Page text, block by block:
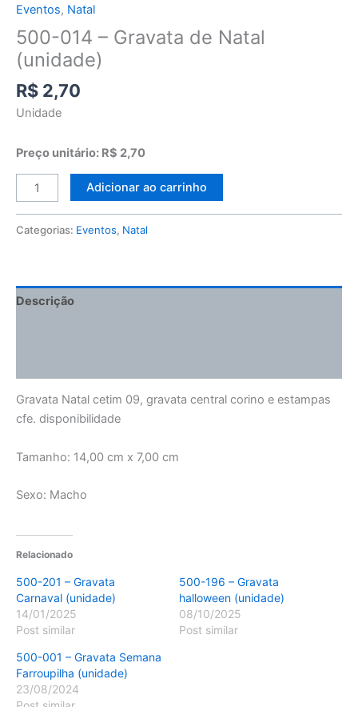
Eventos, Natal
500-014 – Gravata de Natal
(unidade)
R$ 2,70
Unidade
Preço unitário: R$ 2,70
Adicionar ao carrinho
Categorias: Eventos, Natal
Descrição
Gravata Natal cetim 09, gravata central corino e estampas
cfe. disponibilidade
Tamanho: 14,00 cm x 7,00 cm
Sexo: Macho
Relacionado
500-201 – Gravata
Carnaval (unidade)
14/01/2025
Post similar
500-196 – Gravata
halloween (unidade)
08/10/2025
Post similar
500-001 – Gravata Semana
Farroupilha (unidade)
23/08/2024